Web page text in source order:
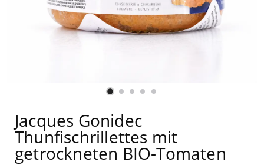
Jacques Gonidec
Thunfischrillettes mit
getrockneten BIO-Tomaten